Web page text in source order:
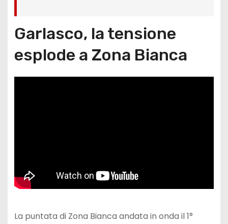
Garlasco, la tensione
esplode a Zona Bianca
La puntata di Zona Bianca andata in onda il 1°